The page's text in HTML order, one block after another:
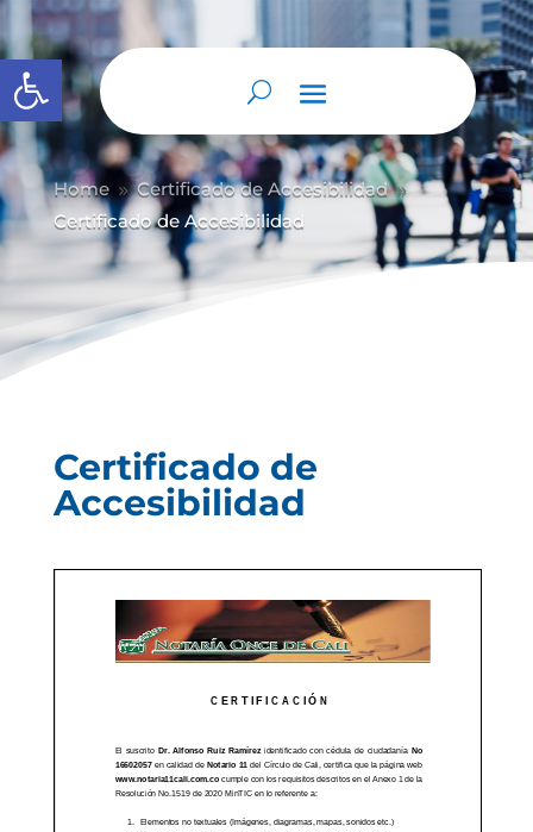
Abrir barra de herramientas
Home 9 Certificado de Accesibilidad 9
Certificado de Accesibilidad
Certificado de
Accesibilidad